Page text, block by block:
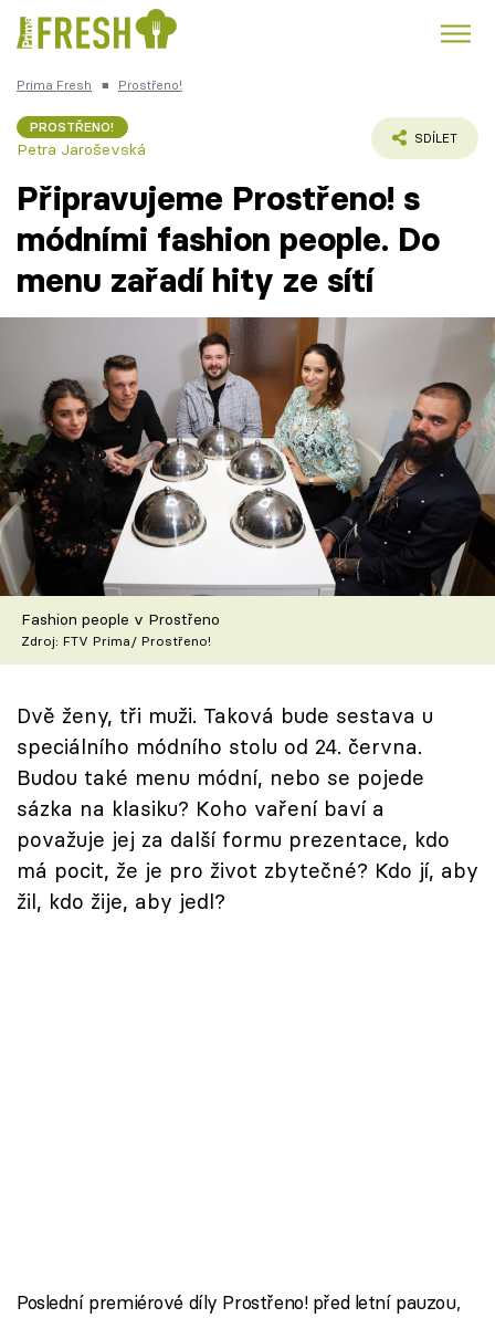
Česká kuchyně
Témata
Recepty
Články
TV Program
Škola vaření
Recepty z TV
Speciál: Cuketa
Sledujte prima+
Přihlášení
Sledujte nás
Prima Fresh ■ Prostřeno!
PROSTŘENO!
Petra Jaroševská
SDÍLET
Připravujeme Prostřeno! s
módními fashion people. Do
menu zařadí hity ze sítí
Fashion people v Prostřeno
Zdroj: FTV Prima/ Prostřeno!
Dvě ženy, tři muži. Taková bude sestava u
speciálního módního stolu od 24. června.
Budou také menu módní, nebo se pojede
sázka na klasiku? Koho vaření baví a
považuje jej za další formu prezentace, kdo
má pocit, že je pro život zbytečné? Kdo jí, aby
žil, kdo žije, aby jedl?
Poslední premiérové díly Prostřeno! před letní pauzou,